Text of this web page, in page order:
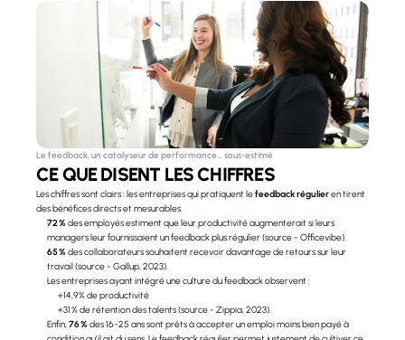
Le feedback, un catalyseur de performance… sous-estimé
CE QUE DISENT LES CHIFFRES
Les chiffres sont clairs : les entreprises qui pratiquent le feedback régulier en tirent
des bénéfices directs et mesurables.
72 % des employés estiment que leur productivité augmenterait si leurs
managers leur fournissaient un feedback plus régulier (source - Officevibe).
65 % des collaborateurs souhaitent recevoir davantage de retours sur leur
travail (source - Gallup, 2023).
Les entreprises ayant intégré une culture du feedback observent :
+14,9 % de productivité
+31 % de rétention des talents (source - Zippia, 2023).
Enfin, 76 % des 16-25 ans sont prêts à accepter un emploi moins bien payé à